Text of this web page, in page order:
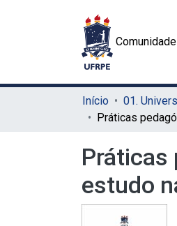
Início
Práticas
estudo